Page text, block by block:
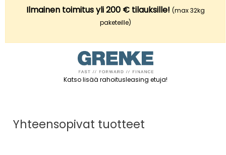
Ilmainen toimitus yli 200 € tilauksille! (max 32kg
paketeille)
Katso lisää rahoitusleasing etuja!
Yhteensopivat tuotteet